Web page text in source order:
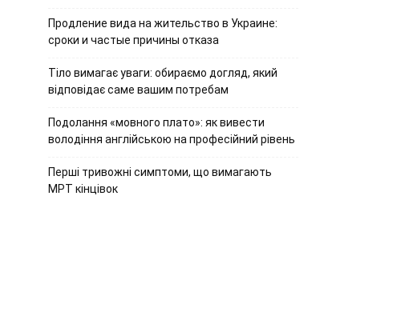
Продление вида на жительство в Украине:
сроки и частые причины отказа
Тіло вимагає уваги: обираємо догляд, який
відповідає саме вашим потребам
Подолання «мовного плато»: як вивести
володіння англійською на професійний рівень
Перші тривожні симптоми, що вимагають
МРТ кінцівок